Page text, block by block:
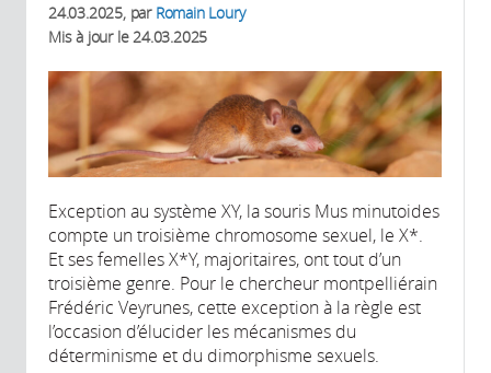
24.03.2025, par Romain Loury
Mis à jour le 24.03.2025
Exception au système XY, la souris Mus minutoides
compte un troisième chromosome sexuel, le X*.
Et ses femelles X*Y, majoritaires, ont tout d’un
troisième genre. Pour le chercheur montpelliérain
Frédéric Veyrunes, cette exception à la règle est
l’occasion d’élucider les mécanismes du
déterminisme et du dimorphisme sexuels.